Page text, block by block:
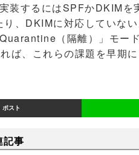
装するにはSPFかDKIMを
、DKIMに対応していな
（隔離）」モー
ば、これらの課題を早期
ポスト
記事